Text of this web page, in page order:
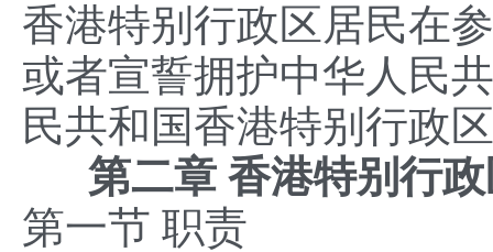
香港特别行政区居民在
或者宣誓拥护中华人民
民共和国香港特别行政
第二章 香港特别行政
第一节 职责